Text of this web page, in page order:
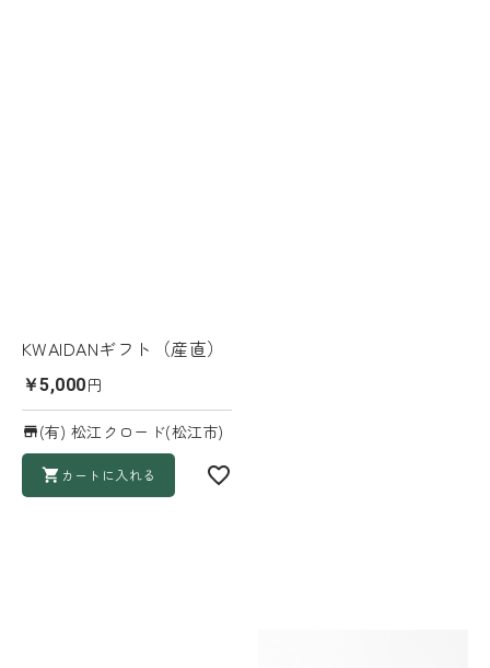
KWAIDANギフト（産直）
￥5,000円
(有) 松江クロード(松江市)
カートに入れる